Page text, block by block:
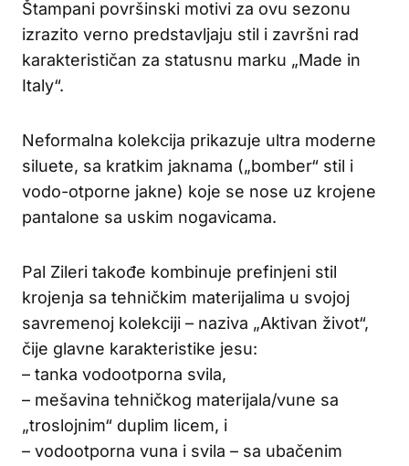
Štampani površinski motivi za ovu sezonu
izrazito verno predstavljaju stil i završni rad
karakterističan za statusnu marku „Made in
Italy“.
Neformalna kolekcija prikazuje ultra moderne
siluete, sa kratkim jaknama („bomber“ stil i
vodo-otporne jakne) koje se nose uz krojene
pantalone sa uskim nogavicama.
Pal Zileri takođe kombinuje prefinjeni stil
krojenja sa tehničkim materijalima u svojoj
savremenoj kolekciji – naziva „Aktivan život“,
čije glavne karakteristike jesu:
– tanka vodootporna svila,
– mešavina tehničkog materijala/vune sa
„troslojnim“ duplim licem, i
– vodootporna vuna i svila – sa ubačenim